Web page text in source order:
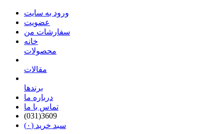
ورود به سایت
عضویت
سفارشات من
خانه
محصولات
مقالات
برندها
درباره ما
تماس با ما
(031)3609
سبد خرید (۰)